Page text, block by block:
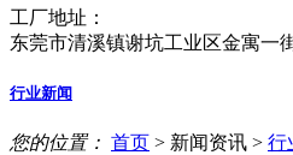
工厂地址：
东莞市清溪镇谢坑工业区金寓一
行业新闻
您的位置： 首页 > 新闻资讯 > 行